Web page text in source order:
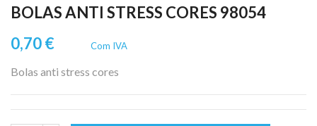
BOLAS ANTI STRESS CORES 98054
0,70 €
Com IVA
Bolas anti stress cores